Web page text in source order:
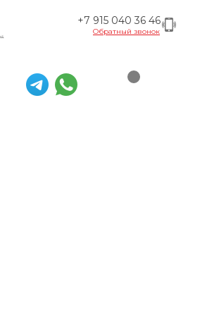
+7 915 040 36 46
Обратный звонок